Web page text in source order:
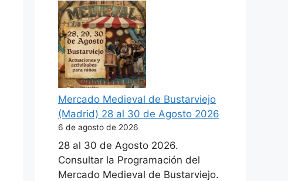
Mercado Medieval de Bustarviejo
(Madrid) 28 al 30 de Agosto 2026
6 de agosto de 2026
28 al 30 de Agosto 2026.
Consultar la Programación del
Mercado Medieval de Bustarviejo.